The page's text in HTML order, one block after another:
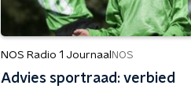
NOS Radio 1 Journaal NOS
Advies sportraad: verbied